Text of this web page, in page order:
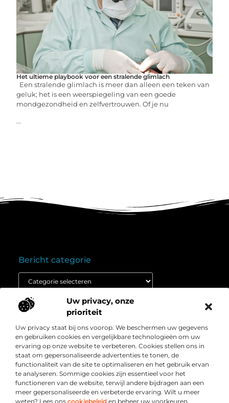
Uw privacy, onze
prioriteit
Uw privacy staat bij ons voorop. We beschermen uw gegevens
en gebruiken cookies en vergelijkbare technologieën om uw
ervaring op onze website te verbeteren. Cookies stellen ons in
staat om gepersonaliseerde advertenties te tonen, de
functionaliteit van de site te optimaliseren en het gebruik ervan
te analyseren. Sommige cookies zijn essentieel voor het
functioneren van de website, terwijl andere bijdragen aan een
meer gepersonaliseerde en verbeterde ervaring. Wilt u meer
weten? Lees ons cookiebeleid en beheer uw voorkeuren
Het ultieme playbook voor een stralende glimlach
Een stralende glimlach is meer dan alleen een teken van
geluk; het is een weerspiegeling van een goede
mondgezondheid en zelfvertrouwen. Of je nu
...
Over
Bedrijf
” Het platform voor slimme inzichten en
conversieboosts “
Duik in waardevolle content, praktische strategieën en
inspirerende cases die jouw webshop naar een hoger
niveau tillen. Welkom bij Webshop-conversie.nl – jouw
bron voor resultaatgerichte kennis en online groei.
Onze informatie
Bericht categorie